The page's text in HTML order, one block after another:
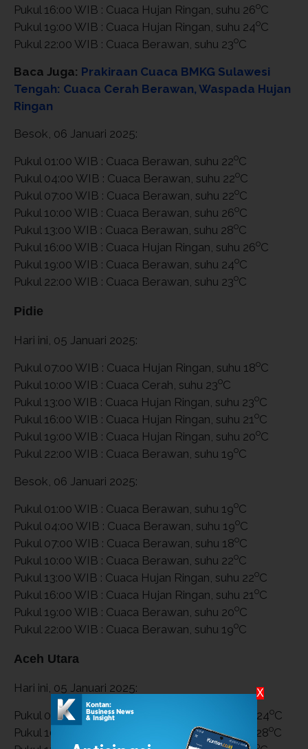
Pukul 16:00 WIB : Cuaca Hujan Ringan, suhu 26oC
Pukul 19:00 WIB : Cuaca Hujan Ringan, suhu 24oC
Pukul 22:00 WIB : Cuaca Berawan, suhu 23oC
Baca Juga: Prakiraan Cuaca BMKG Sulawesi
Tengah: Cuaca Cerah Berawan, Waspada Hujan
Ringan
Besok, 06 Januari 2025:
Pukul 01:00 WIB : Cuaca Berawan, suhu 22oC
Pukul 04:00 WIB : Cuaca Berawan, suhu 22oC
Pukul 07:00 WIB : Cuaca Berawan, suhu 22oC
Pukul 10:00 WIB : Cuaca Berawan, suhu 26oC
Pukul 13:00 WIB : Cuaca Berawan, suhu 28oC
Pukul 16:00 WIB : Cuaca Hujan Ringan, suhu 26oC
Pukul 19:00 WIB : Cuaca Berawan, suhu 24oC
Pukul 22:00 WIB : Cuaca Berawan, suhu 23oC
Pidie
Hari ini, 05 Januari 2025:
Pukul 07:00 WIB : Cuaca Hujan Ringan, suhu 18oC
Pukul 10:00 WIB : Cuaca Cerah, suhu 23oC
Pukul 13:00 WIB : Cuaca Hujan Ringan, suhu 23oC
Pukul 16:00 WIB : Cuaca Hujan Ringan, suhu 21 oC
Pukul 19:00 WIB : Cuaca Hujan Ringan, suhu 20oC
Pukul 22:00 WIB : Cuaca Berawan, suhu 19oC
Besok, 06 Januari 2025:
Pukul 01:00 WIB : Cuaca Berawan, suhu 19oC
Pukul 04:00 WIB : Cuaca Berawan, suhu 19oC
Pukul 07:00 WIB : Cuaca Berawan, suhu 18oC
Pukul 10:00 WIB : Cuaca Berawan, suhu 22oC
Pukul 13:00 WIB : Cuaca Hujan Ringan, suhu 22oC
Pukul 16:00 WIB : Cuaca Hujan Ringan, suhu 21 oC
Pukul 19:00 WIB : Cuaca Berawan, suhu 20oC
Pukul 22:00 WIB : Cuaca Berawan, suhu 19oC
Aceh Utara
Hari ini, 05 Januari 2025:
Pukul 07:00 WIB : Cuaca Cerah Berawan, suhu 24oC
Pukul 10:00 WIB : Cuaca Cerah Berawan, suhu 28oC
o
X